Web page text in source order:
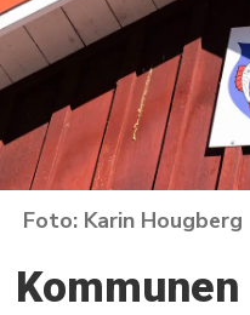
Karin Hougberg